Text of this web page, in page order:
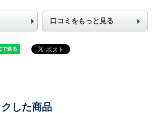
口コミをもっと見る
した商品